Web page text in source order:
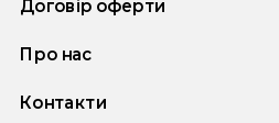
Договір оферти
Про нас
Контакти